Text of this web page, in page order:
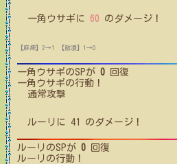
一角ウサギ に 60 のダメージ！
【麻痺】2→1 【散漫】1→0
一角ウサギのSPが 0 回復
一角ウサギの行動！
通常攻撃
ルーリ に 41 のダメージ！
ルーリ のSPが 0 回復
ルーリ の行動！